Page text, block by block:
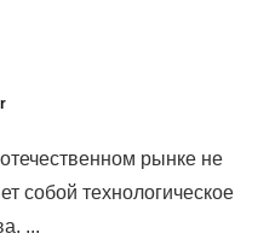
рынке не
собой технологическое
...